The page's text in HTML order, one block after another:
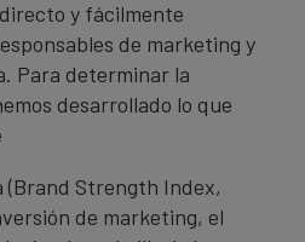
y fácilmente
de marketing y
Para determinar la
desarrollado lo que
(Brand Strength Index,
de marketing, el